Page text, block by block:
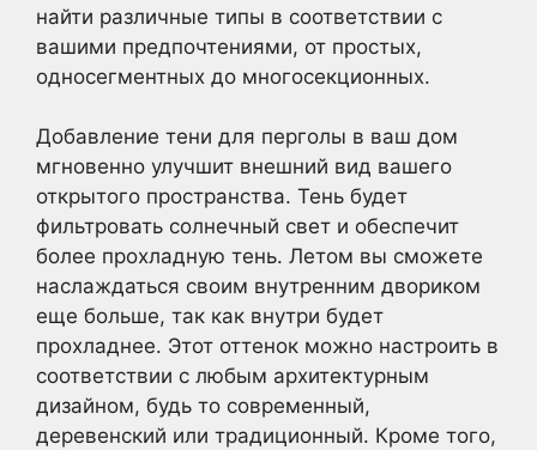
найти различные типы в соответствии с
вашими предпочтениями, от простых,
односегментных до многосекционных.
Добавление тени для перголы в ваш дом
мгновенно улучшит внешний вид вашего
открытого пространства. Тень будет
фильтровать солнечный свет и обеспечит
более прохладную тень. Летом вы сможете
наслаждаться своим внутренним двориком
еще больше, так как внутри будет
прохладнее. Этот оттенок можно настроить в
соответствии с любым архитектурным
дизайном, будь то современный,
деревенский или традиционный. Кроме того,